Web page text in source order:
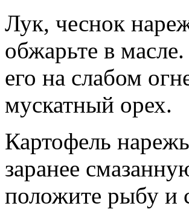
Лук, чеснок
обжарьте в
его на слабом
мускатный орех.
Картофель
заранее
положите рыбу и